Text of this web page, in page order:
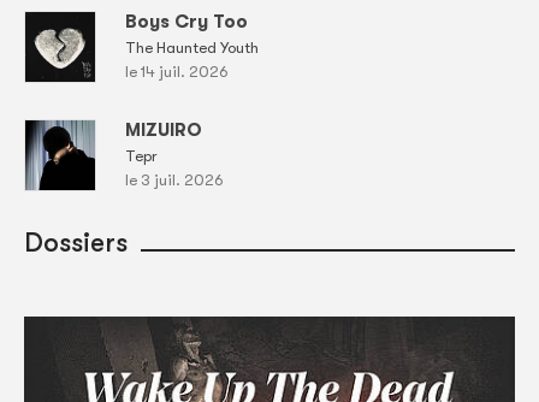
Boys Cry Too
The Haunted Youth
le 14 juil. 2026
MIZUIRO
Tepr
le 3 juil. 2026
Dossiers